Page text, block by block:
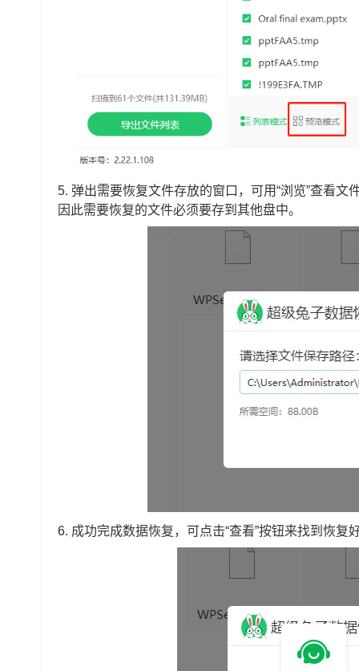
5. 弹出需要恢复文件存放的窗口，可用“浏览”查看
因此需要恢复的文件必须要存到其他盘中。
6. 成功完成数据恢复，可点击“查看”按钮来找到恢复